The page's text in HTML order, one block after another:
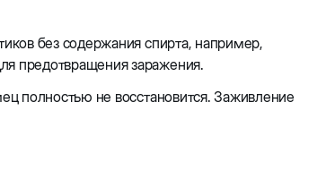
без содержания спирта, например,
предотвращения заражения.
полностью не восстановится. Заживление